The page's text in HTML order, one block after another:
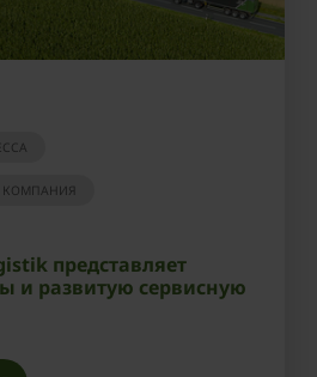
КОМПАНИЯ
представляет
и развитую сервисную